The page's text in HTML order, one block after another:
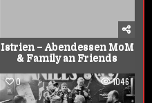
Istrien – Abendessen MoM
& Family an Friends
0 1046